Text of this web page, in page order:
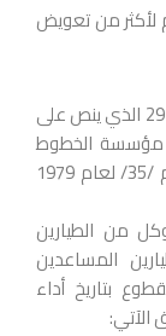
من تعويض
كما أصدر الرئيس الأسد المرسوم التشريعي رقم 29 الذي ينص على
في مؤسسة الخطوط
الجوية السورية الصادر بالمرسوم التشريعي رقم /35/ لعام 1979
من الطيارين
المساعدين
بتاريخ أداء
الآتي: